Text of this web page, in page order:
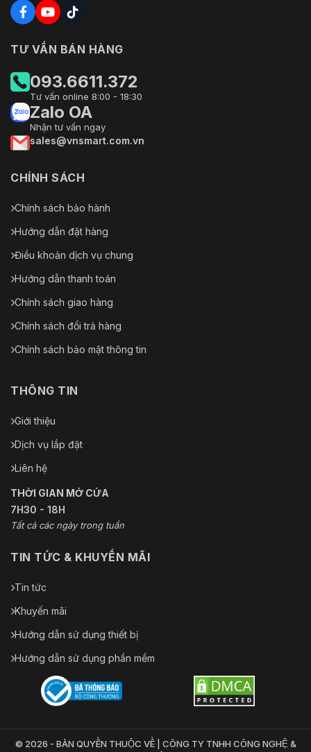
TƯ VẤN BÁN HÀNG
093.6611.372
Tư vấn online 8:00 - 18:30
Zalo OA
Nhận tư vấn ngay
sales@vnsmart.com.vn
CHÍNH SÁCH
Chính sách bảo hành
Hướng dẫn đặt hàng
Điều khoản dịch vụ chung
Hướng dẫn thanh toán
Chính sách giao hàng
Chính sách đổi trả hàng
Chính sách bảo mật thông tin
THÔNG TIN
Giới thiệu
Dịch vụ lắp đặt
Liên hệ
THỜI GIAN MỞ CỬA
7H30 - 18H
Tất cả các ngày trong tuần
TIN TỨC & KHUYẾN MÃI
Tin tức
Khuyến mãi
Hướng dẫn sử dụng thiết bị
Hướng dẫn sử dụng phần mềm
© 2026 - BẢN QUYỀN THUỘC VỀ | CÔNG TY TNHH CÔNG NGHỆ &